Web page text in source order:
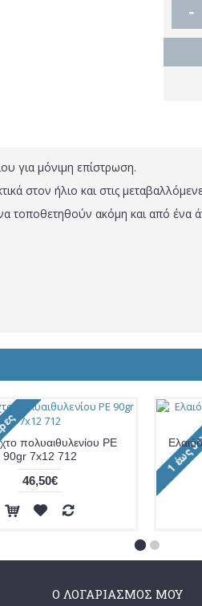
-
για μόνιμη επίστρωση.
στον ήλιο και στις
τοποθετηθούν ακόμη και από ένα
πολυαιθυλενίου PE
90gr 7x12 712
46,50€
Ο ΛΟΓΑΡΙΑΣΜΌΣ ΜΟΥ